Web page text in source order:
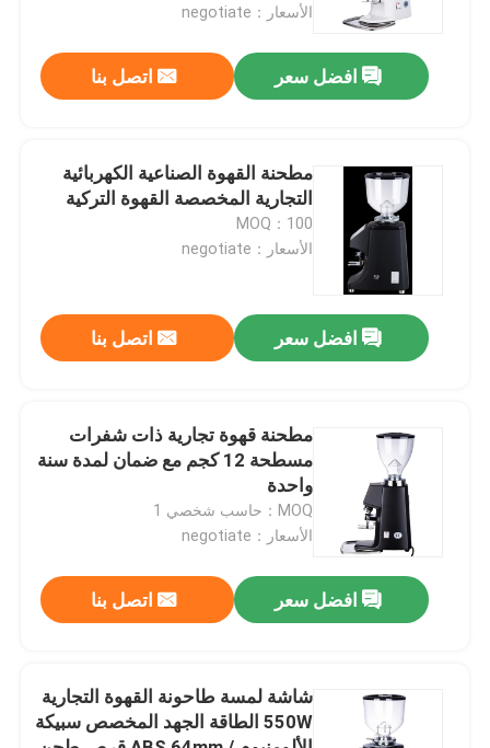
منتجات
عرض الواقع الافتراضي
معلومات عنا
مراقبة الجودة
اتصل بنا
حالات
مطحنة القهوة
الأسعار：negotiate
افضل سعر اتصل بنا
مطحنة القهوة الصناعية الكهربائية
التجارية المخصصة القهوة التركية
MOQ：100
الأسعار：negotiate
افضل سعر اتصل بنا
مطحنة قهوة تجارية ذات شفرات
مسطحة 12 كجم مع ضمان لمدة سنة
واحدة
MOQ：حاسب شخصي 1
الأسعار：negotiate
افضل سعر اتصل بنا
شاشة لمسة طاحونة القهوة التجارية
550W الطاقة الجهد المخصص سبيكة